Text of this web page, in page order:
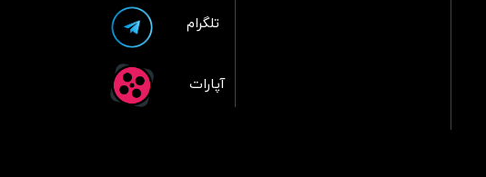
آپارات
تلگرام